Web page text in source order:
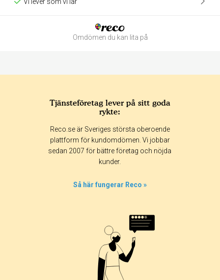
Vi lever som vi lär
Omdömen du kan lita på
Betyg & tidpunkt:
365 dagar 90 dagar
30 dagar
Tjänsteföretag lever på sitt goda
rykte:
Reco.se är Sveriges största oberoende
plattform för kundomdömen. Vi jobbar
sedan 2007 för bättre företag och nöjda
kunder.
Så här fungerar Reco »